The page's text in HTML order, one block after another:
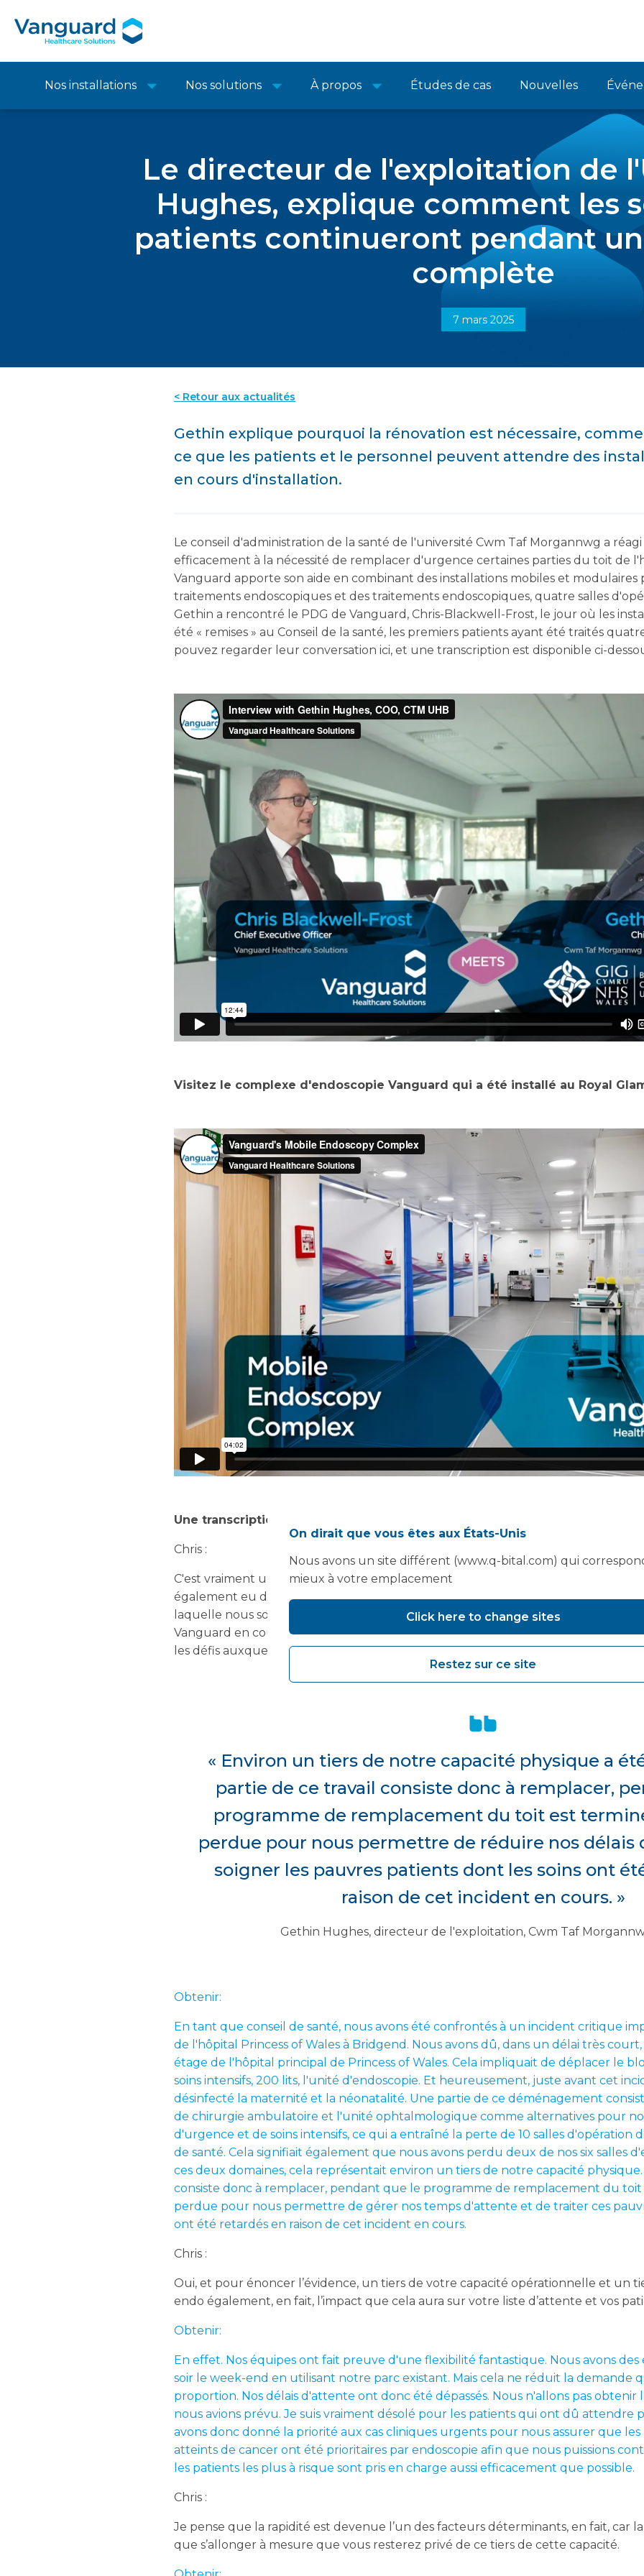
Nos installations Nos solutions À propos Études de cas Nouvelles
Le directeur de l'exploitation de
Hughes, explique comment les
patients continueront pendant
complète
7 mars 2025
< Retour aux actualités
Gethin explique pourquoi la rénovation est nécessaire,
ce que les patients et le personnel peuvent attendre des
en cours d'installation.
Le conseil d'administration de la santé de l'université Cwm Taf Morgannwg a
efficacement à la nécessité de remplacer d'urgence certaines parties du toit de
Vanguard apporte son aide en combinant des installations mobiles et
traitements endoscopiques et des traitements endoscopiques, quatre salles
Gethin a rencontré le PDG de Vanguard, Chris-Blackwell-Frost, le jour où les
été « remises » au Conseil de la santé, les premiers patients ayant été traités
pouvez regarder leur conversation ici, et une transcription est disponible ci-
Visitez le complexe d'endoscopie Vanguard qui a été installé au Royal
Une transcription de la conversation entre Gethin et Chris :
Chris :
C'est vraiment un plaisir de vous rencontrer, Gethin. Nous avons échangé pas
également eu diverses sortes de correspondances avec les différentes équipes.
laquelle nous sommes ici est que nous avons beaucoup de travail en cours sur le
Vanguard en cours d'installation. Il serait vraiment utile, en fait, de commencer
les défis auxquels vous êtes confrontés et ce que vous espérez accomplir.
« Environ un tiers de notre capacité physique a
partie de ce travail consiste donc à remplacer,
programme de remplacement du toit est
perdue pour nous permettre de réduire nos délais
soigner les pauvres patients dont les soins ont
raison de cet incident en cours. »
Gethin Hughes, directeur de l'exploitation, Cwm Taf
Obtenir:
En tant que conseil de santé, nous avons été confrontés à un incident critique
de l'hôpital Princess of Wales à Bridgend. Nous avons dû, dans un délai très
étage de l'hôpital principal de Princess of Wales. Cela impliquait de déplacer le
soins intensifs, 200 lits, l'unité d'endoscopie. Et heureusement, juste avant cet
désinfecté la maternité et la néonatalité. Une partie de ce déménagement
de chirurgie ambulatoire et l'unité ophtalmologique comme alternatives pour
d'urgence et de soins intensifs, ce qui a entraîné la perte de 10 salles d'opération
de santé. Cela signifiait également que nous avons perdu deux de nos six salles
ces deux domaines, cela représentait environ un tiers de notre capacité
consiste donc à remplacer, pendant que le programme de remplacement du toit
perdue pour nous permettre de gérer nos temps d'attente et de traiter ces
ont été retardés en raison de cet incident en cours.
Chris :
Oui, et pour énoncer l’évidence, un tiers de votre capacité opérationnelle et un
endo également, en fait, l’impact que cela aura sur votre liste d’attente et vos
Obtenir:
En effet. Nos équipes ont fait preuve d'une flexibilité fantastique. Nous avons
soir le week-end en utilisant notre parc existant. Mais cela ne réduit la demande
proportion. Nos délais d'attente ont donc été dépassés. Nous n'allons pas
nous avions prévu. Je suis vraiment désolé pour les patients qui ont dû attendre
avons donc donné la priorité aux cas cliniques urgents pour nous assurer que
atteints de cancer ont été prioritaires par endoscopie afin que nous puissions
les patients les plus à risque sont pris en charge aussi efficacement que possible.
Chris :
Je pense que la rapidité est devenue l’un des facteurs déterminants, en fait, car
que s’allonger à mesure que vous resterez privé de ce tiers de cette capacité.
On dirait que vous êtes aux États-Unis
Nous avons un site différent (www.q-bital.com) qui
mieux à votre emplacement
Click here to change sites
Restez sur ce site